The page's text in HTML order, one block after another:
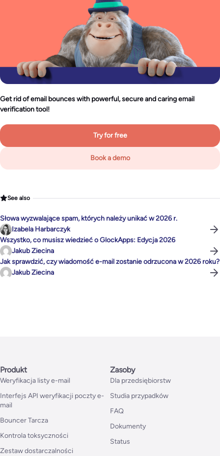
Get rid of email bounces with powerful, secure and caring email
verification tool!
Try for free
Book a demo
See also
Słowa wyzwalające spam, których należy unikać w 2026 r.
Izabela Harbarczyk
Wszystko, co musisz wiedzieć o GlockApps: Edycja 2026
Jakub Ziecina
Jak sprawdzić, czy wiadomość e-mail zostanie odrzucona w 2026 roku?
Jakub Ziecina
Produkt
Weryfikacja listy e-mail
Interfejs API weryfikacji poczty e-
mail
Bouncer Tarcza
Kontrola toksyczności
Zestaw dostarczalności
Zasoby
Dla przedsiębiorstw
Studia przypadków
FAQ
Dokumenty
Status